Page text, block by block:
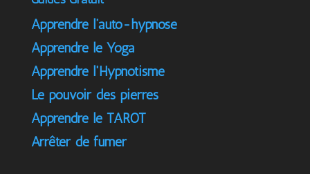
Apprendre l’auto-hypnose
Apprendre le Yoga
Apprendre l'Hypnotisme
Le pouvoir des pierres
Apprendre le TAROT
Arrêter de fumer